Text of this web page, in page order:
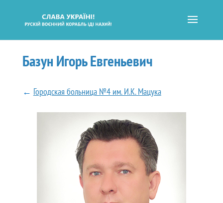
Базун Игорь Евгеньевич
← Городская больница №4 им. И.К. Мацука